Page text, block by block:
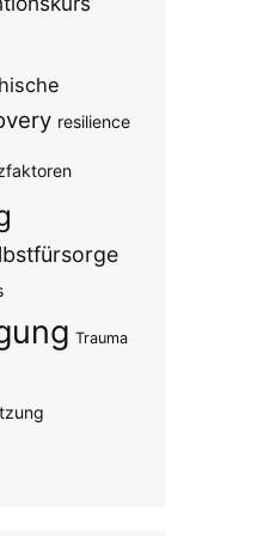
resilience
Trauma